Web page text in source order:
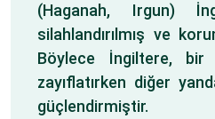
(Haganah, Irgun)
silahlandırılmış ve
Böylece İngiltere, bir
zayıflatırken diğer
güçlendirmiştir.